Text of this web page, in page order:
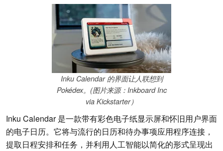
Inku Calendar 的界面让人联想到
Pokédex。(图片来源：Inkboard Inc
via Kickstarter）
Inku Calendar 是一款带有彩色电子纸显示屏和怀旧用户界面
的电子日历。它将与流行的日历和待办事项应用程序连接，
提取日程安排和任务，并利用人工智能以简化的形式呈现出